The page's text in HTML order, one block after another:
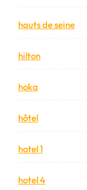
hauts de seine
hilton
hoka
hôtel
hotel 1
hotel 4